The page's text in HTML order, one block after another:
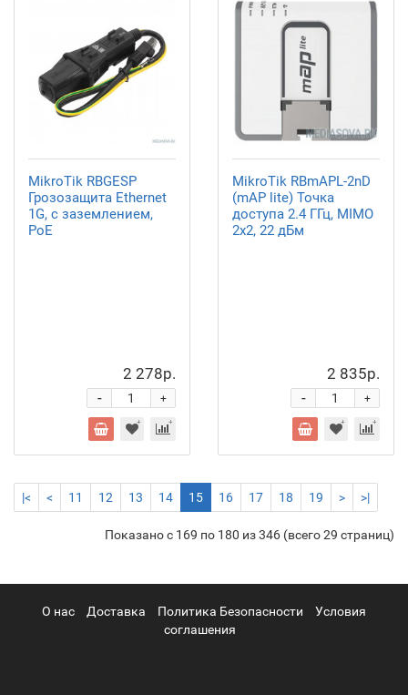
MikroTik RBGESP
Грозозащита Ethernet
1G, с заземлением,
PoE
2 278р.
+
-
MikroTik RBmAPL-2nD
(mAP lite) Точка
доступа 2.4 ГГц, MIMO
2x2, 22 дБм
2 835р.
+
-
|< < 11 12 13 14 15 16 17 18 19 > >|
Показано с 169 по 180 из 346 (всего 29 страниц)
О нас Доставка Политика Безопасности
Условия
соглашения